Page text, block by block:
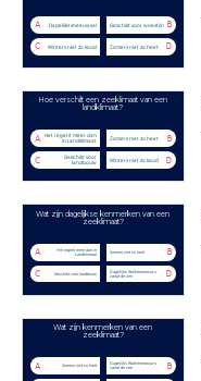
A Dagelijks sneeuwval B
Geschikt voor woestijn
C Winters niet zo koud D
Zomers niet zo heet
Hoe verschilt een zeeklimaat van een
landklimaat?
A
Het regent meer dan
in Landklimaat
B
Zomers niet zo heet
C
Geschikt voor
landbouw
D
Winters niet zo koud
Wat zijn dagelijkse kenmerken van een
zeeklimaat?
A
Het regent meer dan in
Landklimaat
B
Zomers niet zo heet
C Geschikt voor landbouw D
Dagelijks Wolkenmassa's
vanaf de zee
Wat zijn kenmerken van een
zeeklimaat?
A Zomers niet zo heet B
Dagelijks Wolkenmassa's
vanaf de zee